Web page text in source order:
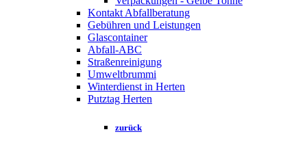
Kontakt Abfallberatung
Gebühren und Leistungen
Glascontainer
Abfall-ABC
Straßenreinigung
Umweltbrummi
Winterdienst in Herten
Putztag Herten
zurück